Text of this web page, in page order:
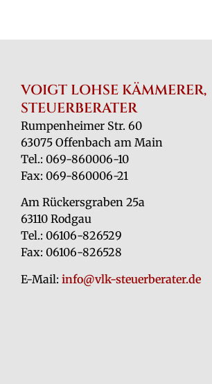
VOIGT LOHSE KÄMMERER,
STEUERBERATER
Rumpenheimer Str. 60
63075 Offenbach am Main
Tel.: 069-860006-10
Fax: 069-860006-21
Am Rückersgraben 25a
63110 Rodgau
Tel.: 06106-826529
Fax: 06106-826528
E-Mail: info@vlk-steuerberater.de